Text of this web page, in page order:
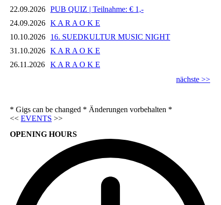
22.09.2026 PUB QUIZ | Teilnahme: € 1,-
24.09.2026 K A R A O K E
10.10.2026
16. SUEDKULTUR MUSIC NIGHT
31.10.2026 K A R A O K E
26.11.2026
K A R A O K E
nächste >>
* Gigs can be changed * Änderungen vorbehalten *
<< EVENTS >>
OPENING HOURS